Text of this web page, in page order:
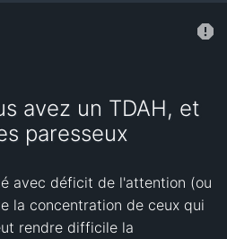
avez un TDAH, et
paresseux
avec déficit de l'attention (ou
la concentration de ceux qui
rendre difficile la